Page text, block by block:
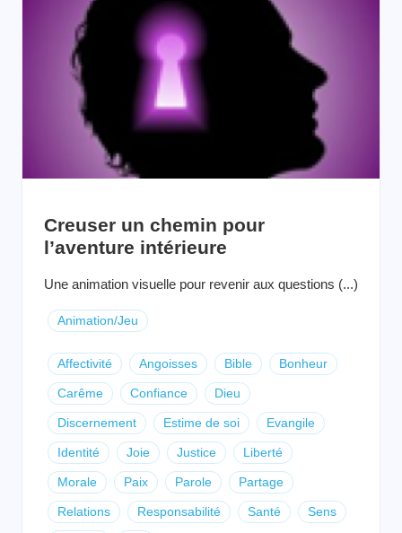
Creuser un chemin pour
l’aventure intérieure
Une animation visuelle pour revenir aux questions (...)
Animation/Jeu
Affectivité Angoisses Bible Bonheur
Carême Confiance Dieu
Discernement Estime de soi Evangile
Identité Joie Justice Liberté
Morale Paix Parole Partage
Relations Responsabilité Santé Sens